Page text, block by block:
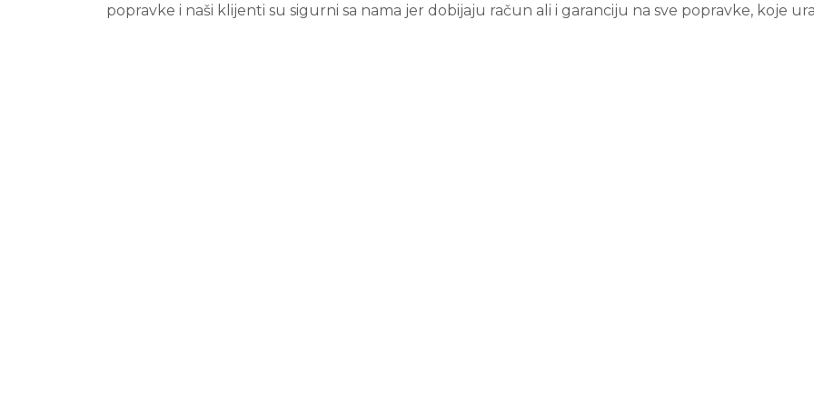
popravke i naši klijenti su sigurni sa nama jer dobijaju račun ali i garanciju na sve popravke, koje